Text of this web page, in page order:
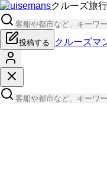
Cruisemansクルーズ旅
投稿する クルーズマ